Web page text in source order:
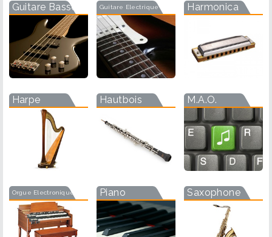
Guitare Basse Guitare Electrique Harmonica
Harpe Hautbois M.A.O.
Orgue Electronique Piano Saxophone